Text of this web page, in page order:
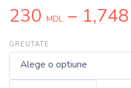
230 MDL – 1,748
GREUTATE
Alege o optiune